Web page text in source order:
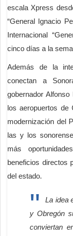
escala Xpress
“General Ignacio
Internacional
cinco días a la
Además de la
conectan a
gobernador
los aeropuertos
modernización del
las y los
más
beneficios directos
del estado.
La idea
y Obregón
conviertan